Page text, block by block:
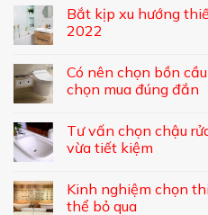
Bắt kịp xu hướng
2022
Có nên chọn bồn
chọn mua đúng đắn
Tư vấn chọn chậu
vừa tiết kiệm
Kinh nghiệm chọn
thể bỏ qua